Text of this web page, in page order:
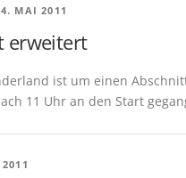
MAI 2011
erweitert
ist um einen
11 Uhr an den Start